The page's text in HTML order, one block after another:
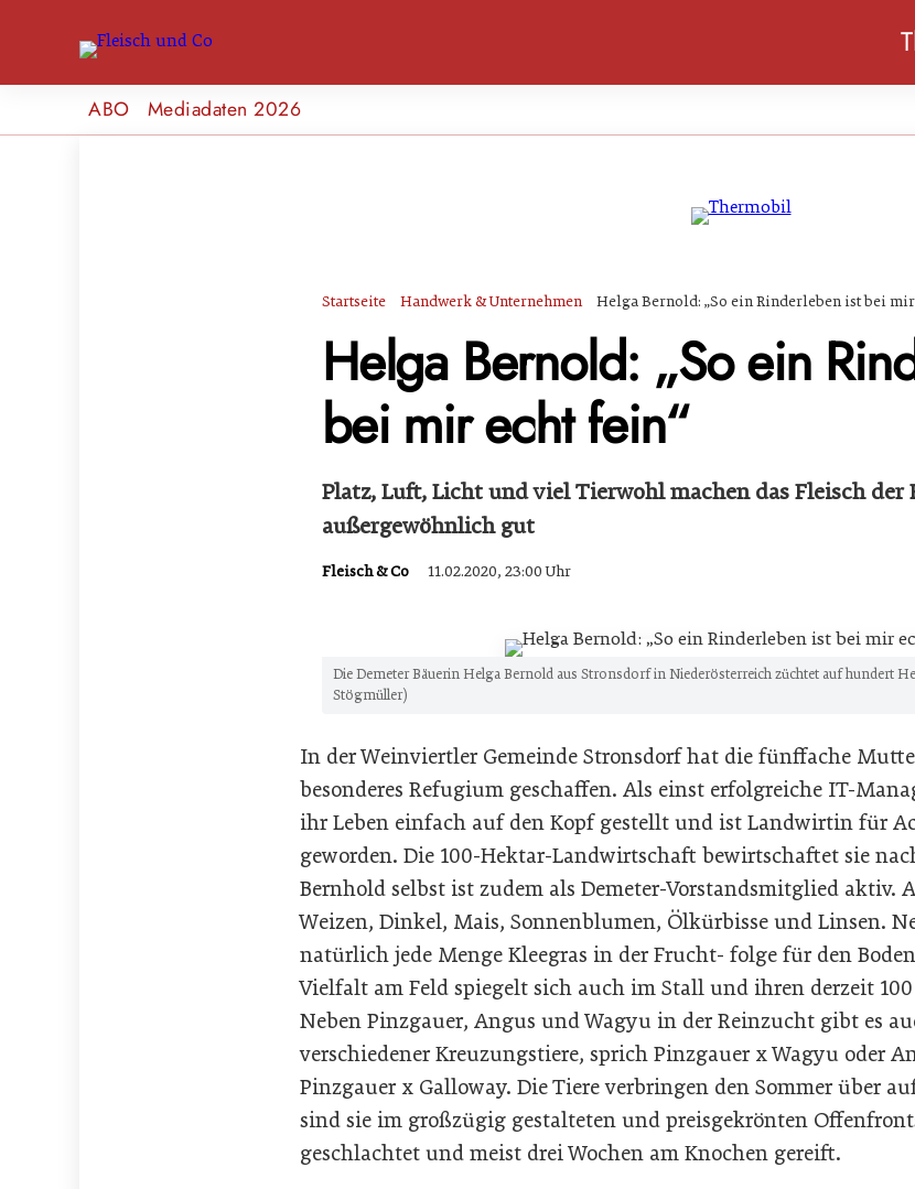
ABO Mediadaten 2026
Startseite Handwerk & Unternehmen Helga Bernold: „So ein Rinderleben ist bei
Helga Bernold: „So ein
bei mir echt fein“
Platz, Luft, Licht und viel Tierwohl machen das Fleisch der
außergewöhnlich gut
Fleisch & Co 11.02.2020, 23:00 Uhr
Die Demeter Bäuerin Helga Bernold aus Stronsdorf in Niederösterreich züchtet auf hundert
Stögmüller)
In der Weinviertler Gemeinde Stronsdorf hat die fünffache
besonderes Refugium geschaffen. Als einst erfolgreiche IT-
ihr Leben einfach auf den Kopf gestellt und ist Landwirtin für
geworden. Die 100-Hektar-Landwirtschaft bewirtschaftet sie
Bernhold selbst ist zudem als Demeter-Vorstandsmitglied aktiv.
Weizen, Dinkel, Mais, Sonnenblumen, Ölkürbisse und Linsen.
natürlich jede Menge Kleegras in der Frucht- folge für den
Vielfalt am Feld spiegelt sich auch im Stall und ihren derzeit
Neben Pinzgauer, Angus und Wagyu in der Reinzucht gibt es
verschiedener Kreuzungstiere, sprich Pinzgauer x Wagyu oder
Pinzgauer x Galloway. Die Tiere verbringen den Sommer über
sind sie im großzügig gestalteten und preisgekrönten
geschlachtet und meist drei Wochen am Knochen gereift.